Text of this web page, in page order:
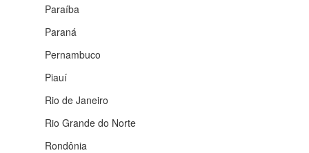
Paraíba
Paraná
Pernambuco
Piauí
Rio de Janeiro
Rio Grande do Norte
Rondônia